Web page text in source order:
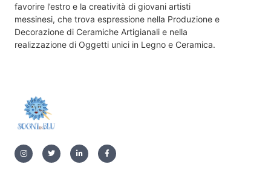
favorire l’estro e la creatività di giovani artisti
messinesi, che trova espressione nella Produzione e
Decorazione di Ceramiche Artigianali e nella
realizzazione di Oggetti unici in Legno e Ceramica.